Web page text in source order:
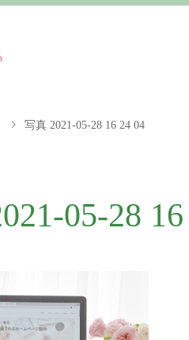
写真 2021-05-28 16 24 04
05-28